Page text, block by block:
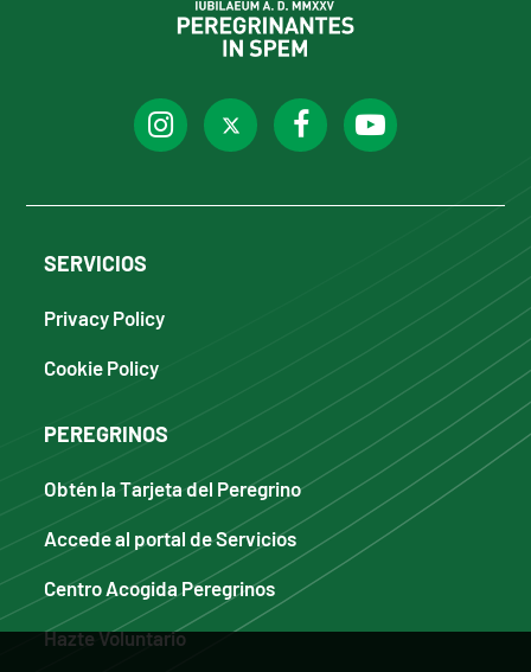
SERVICIOS
Privacy Policy
Cookie Policy
PEREGRINOS
Obtén la Tarjeta del Peregrino
Accede al portal de Servicios
Centro Acogida Peregrinos
Hazte Voluntario